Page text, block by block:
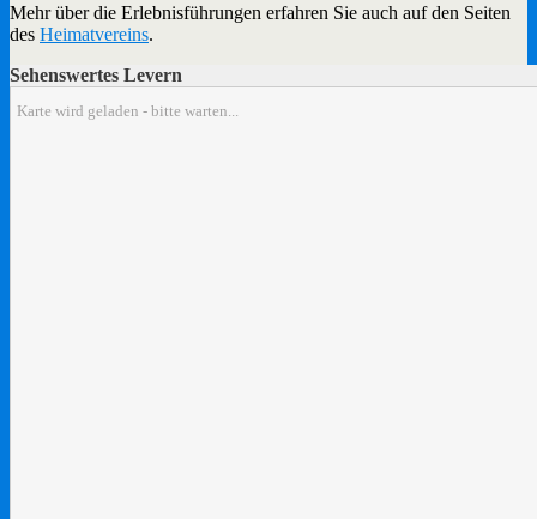
Mehr über die Erlebnisführungen erfahren Sie auch auf den Seiten
des Heimatvereins.
Sehenswertes Levern
Karte wird geladen - bitte warten...